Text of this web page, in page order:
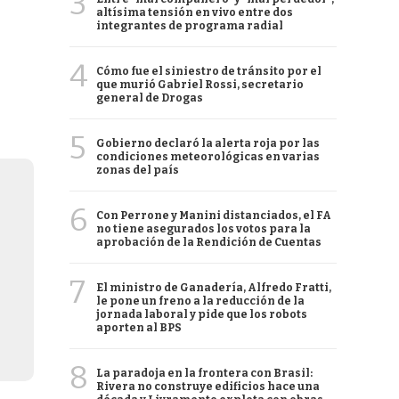
altísima tensión en vivo entre dos
integrantes de programa radial
4
Cómo fue el siniestro de tránsito por el
que murió Gabriel Rossi, secretario
general de Drogas
5
Gobierno declaró la alerta roja por las
condiciones meteorológicas en varias
zonas del país
6
Con Perrone y Manini distanciados, el FA
no tiene asegurados los votos para la
aprobación de la Rendición de Cuentas
7
El ministro de Ganadería, Alfredo Fratti,
le pone un freno a la reducción de la
jornada laboral y pide que los robots
aporten al BPS
8
La paradoja en la frontera con Brasil:
Rivera no construye edificios hace una